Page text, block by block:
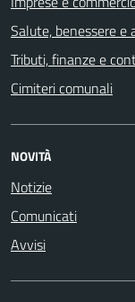
Salute, benessere e
Tributi, finanze e
Cimiteri comunali
NOVITÀ
Notizie
Comunicati
Avvisi